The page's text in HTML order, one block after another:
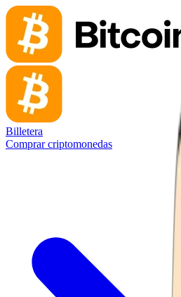
Billetera
Comprar criptomonedas